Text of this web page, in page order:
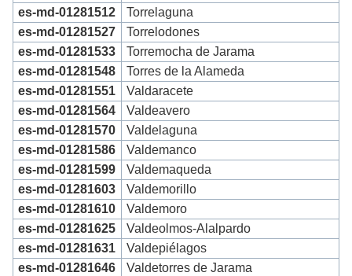
es-md-01281512
Torrelaguna
es-md-01281527
Torrelodones
es-md-01281533
Torremocha de Jarama
es-md-01281548
Torres de la Alameda
es-md-01281551
Valdaracete
es-md-01281564
Valdeavero
es-md-01281570
Valdelaguna
es-md-01281586
Valdemanco
es-md-01281599
Valdemaqueda
es-md-01281603
Valdemorillo
es-md-01281610
Valdemoro
es-md-01281625
Valdeolmos-Alalpardo
es-md-01281631
Valdepiélagos
es-md-01281646
Valdetorres de Jarama